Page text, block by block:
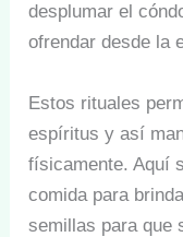
desplumar el
ofrendar desde la
Estos rituales
espíritus y así
físicamente. Aquí
comida para
semillas para que